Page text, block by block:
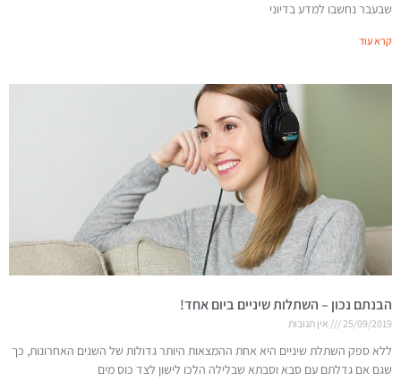
שבעבר נחשבו למדע בדיוני
קרא עוד
הבנתם נכון – השתלות שיניים ביום אחד!
25/09/2019 אין תגובות
ללא ספק השתלת שיניים היא אחת ההמצאות היותר גדולות של השנים האחרונות, כך
שגם אם גדלתם עם סבא וסבתא שבלילה הלכו לישון לצד כוס מים